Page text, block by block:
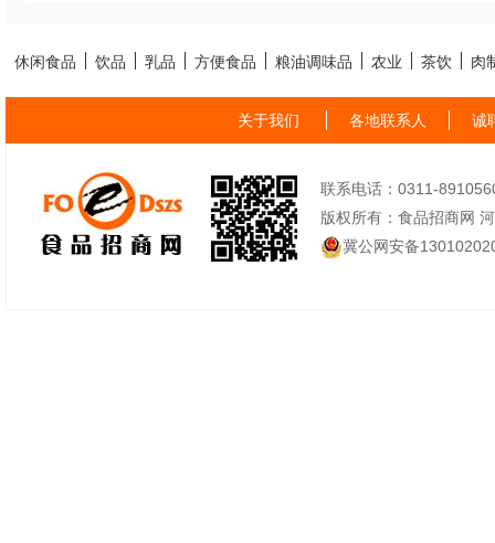
休闲食品 饮品 乳品 方便食品 粮油调味品 农业 茶饮 肉
关于我们 各地联系人 诚
联系电话：0311-
版权所有：食品招商网
冀公网安备